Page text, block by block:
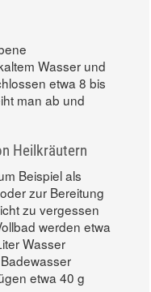
Wasser und
etwa 8 bis
man ab und
Heilkräutern
Beispiel als
zur Bereitung
zu vergessen
werden etwa
Wasser
etwa 40 g